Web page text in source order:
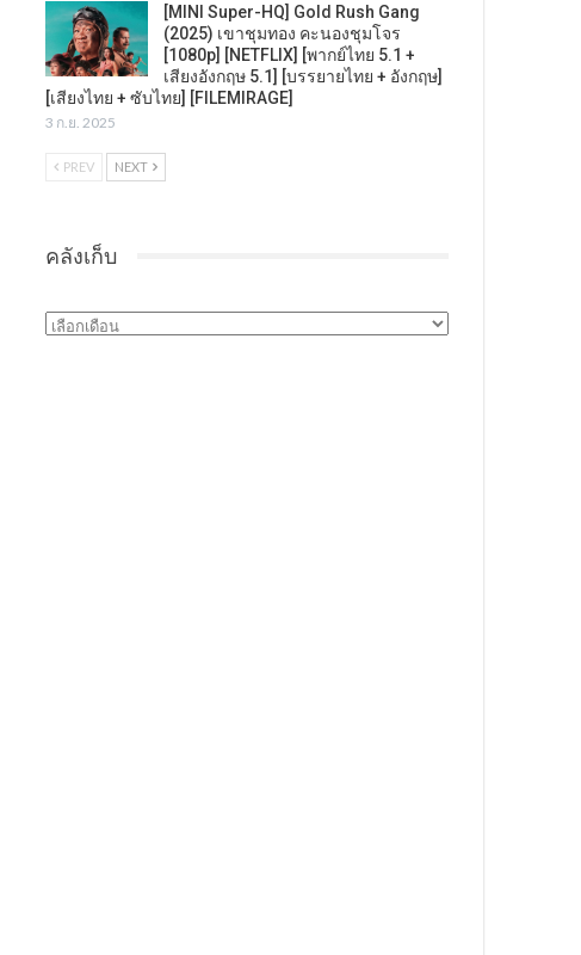
[MINI Super-HQ] Gold Rush Gang
(2025) เขาชุมทอง คะนองชุมโจร
[1080p] [NETFLIX] [พากย์ไทย 5.1 +
เสียงอังกฤษ 5.1] [บรรยายไทย + อังกฤษ]
[เสียงไทย + ซับไทย] [FILEMIRAGE]
3 ก.ย. 2025
PREV NEXT
คลังเก็บ
คลัง